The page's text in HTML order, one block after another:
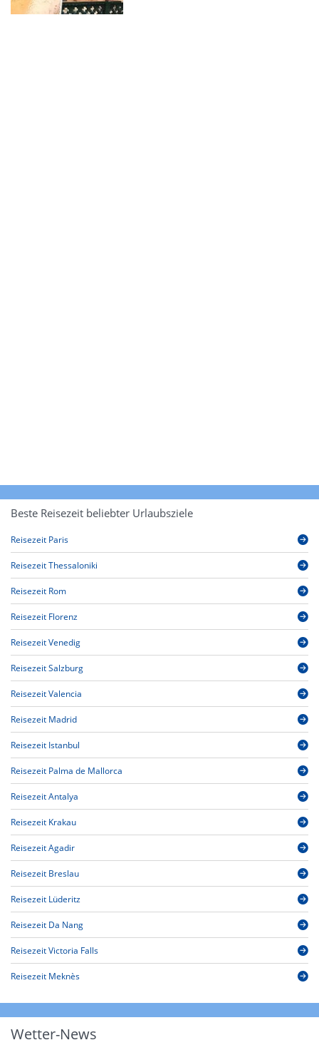
Beste Reisezeit beliebter Urlaubsziele
Reisezeit Paris
Reisezeit Thessaloniki
Reisezeit Rom
Reisezeit Florenz
Reisezeit Venedig
Reisezeit Salzburg
Reisezeit Valencia
Reisezeit Madrid
Reisezeit Istanbul
Reisezeit Palma de Mallorca
Reisezeit Antalya
Reisezeit Krakau
Reisezeit Agadir
Reisezeit Breslau
Reisezeit Lüderitz
Reisezeit Da Nang
Reisezeit Victoria Falls
Reisezeit Meknès
Wetter-News